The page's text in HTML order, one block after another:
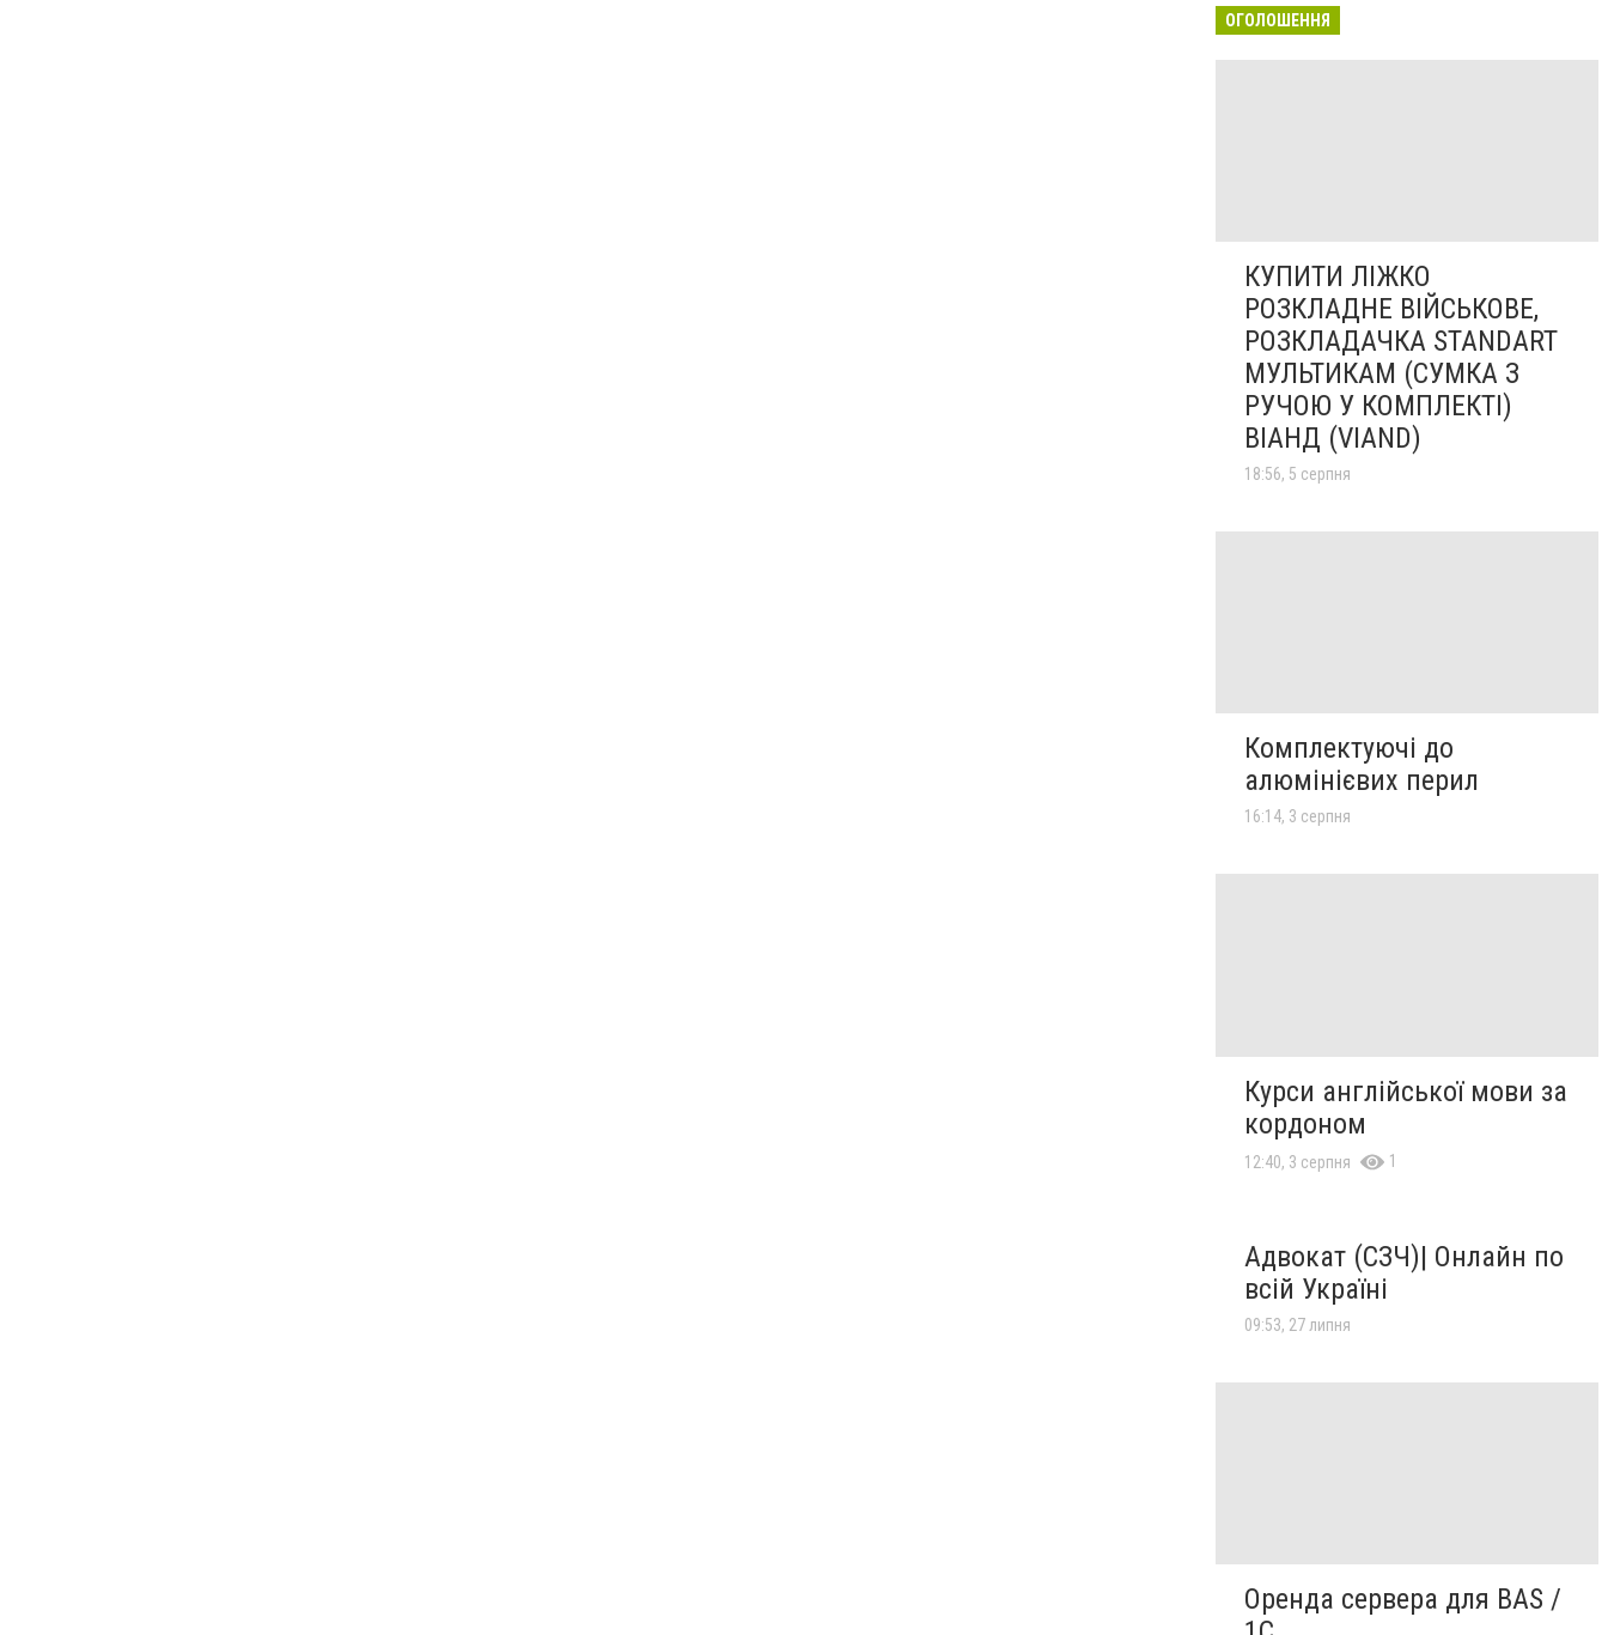
ОГОЛОШЕННЯ
КУПИТИ ЛІЖКО
РОЗКЛАДНЕ ВІЙСЬКОВЕ,
РОЗКЛАДАЧКА STANDART
МУЛЬТИКАМ (СУМКА З
РУЧОЮ У КОМПЛЕКТІ)
ВІАНД (VIAND)
18:56, 5 серпня
Комплектуючі до
алюмінієвих перил
16:14, 3 серпня
Курси англійської мови за
кордоном
12:40, 3 серпня 1
Адвокат (СЗЧ)| Онлайн по
всій Україні
09:53, 27 липня
Оренда сервера для BAS /